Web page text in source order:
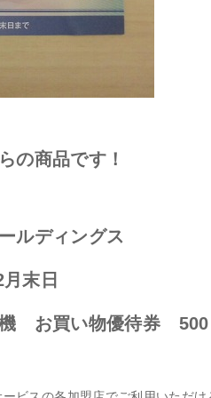
の商品です！
ディングス
末日
お買い物優待券 500